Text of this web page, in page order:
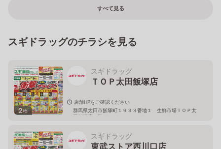
すべて見る
スギドラッグのチラシを見る
2枚
スギドラッグ
ＴＯＰ太田飯塚店
店舗HPをご確認ください
群馬県太田市飯塚町１９３３番地１ 生鮮市場ＴＯＰ太
田飯塚店１階
スギドラッグ
東武ストア西川口店